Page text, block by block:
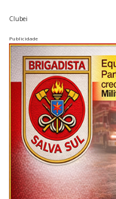
Clubei
Publicidade